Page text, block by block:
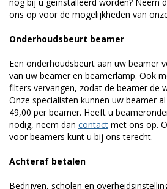
ons op voor de mogelijkheden van
Onderhoudsbeurt beamer
Een onderhoudsbeurt aan uw beamer
van uw beamer en beamerlamp. Ook
filters vervangen, zodat de beamer de
Onze specialisten kunnen uw beamer
49,00 per beamer. Heeft u
nodig, neem dan contact met ons op.
voor beamers kunt u bij ons terecht.
Achteraf betalen
Bedrijven, scholen en